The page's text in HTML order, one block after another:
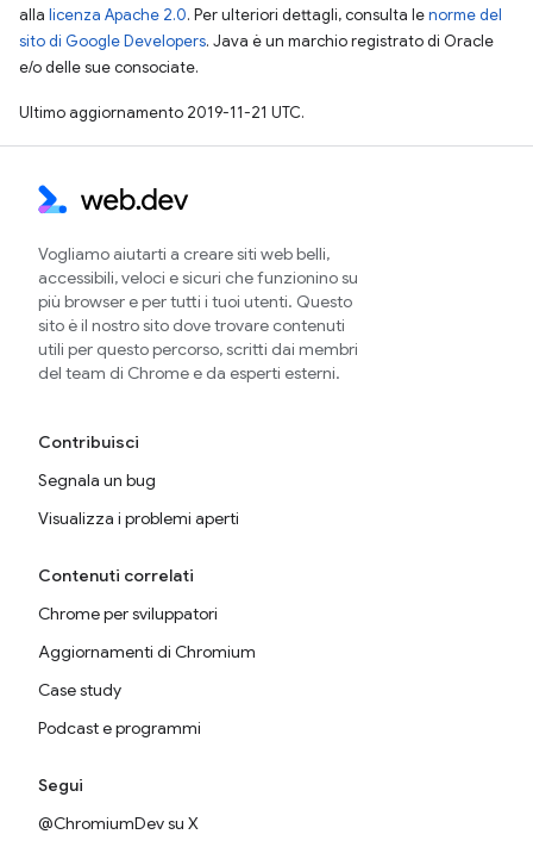
alla licenza Apache 2.0. Per ulteriori dettagli, consulta lenorme del
sito di Google Developers. Java è un marchio registrato di Oracle
e/o delle sue consociate.
Ultimo aggiornamento 2019-11-21 UTC.
Vogliamo aiutarti a creare siti web belli,
accessibili, veloci e sicuri che funzionino su
più browser e per tutti i tuoi utenti. Questo
sito è il nostro sito dove trovare contenuti
utili per questo percorso, scritti dai membri
del team di Chrome e da esperti esterni.
Contribuisci
Segnala un bug
Visualizza i problemi aperti
Contenuti correlati
Chrome per sviluppatori
Aggiornamenti di Chromium
Case study
Podcast e programmi
Segui
@ChromiumDev su X